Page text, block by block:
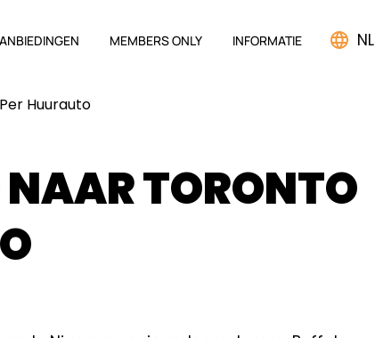
MEMBERS ONLY INFORMATIE NL
Huurauto
TORONTO